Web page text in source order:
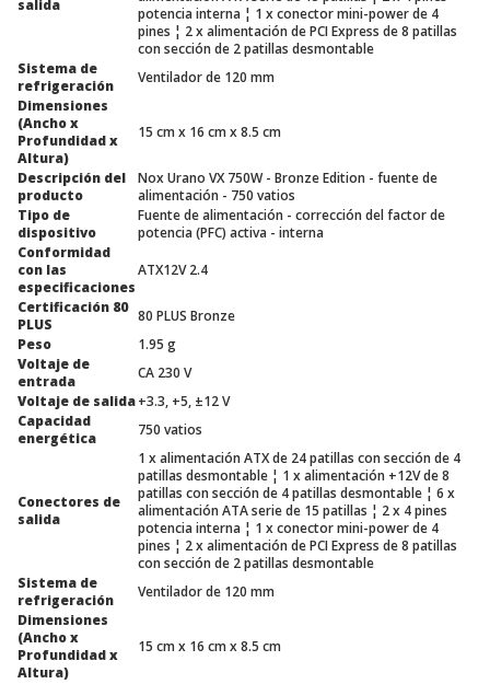
salida
potencia interna ¦ 1 x conector mini-power de 4
pines ¦ 2 x alimentación de PCI Express de 8 patillas
con sección de 2 patillas desmontable
Sistema de
refrigeración
Ventilador de 120 mm
Dimensiones
(Ancho x
Profundidad x
Altura)
15 cm x 16 cm x 8.5 cm
Descripción del
producto
Nox Urano VX 750W - Bronze Edition - fuente de
alimentación - 750 vatios
Tipo de
dispositivo
Fuente de alimentación - corrección del factor de
potencia (PFC) activa - interna
Conformidad
con las
especificaciones
ATX12V 2.4
Certificación 80
PLUS
80 PLUS Bronze
Peso
1.95 g
Voltaje de
entrada
CA 230 V
Voltaje de salida+3.3, +5, ±12 V
Capacidad
energética
750 vatios
Conectores de
salida
1 x alimentación ATX de 24 patillas con sección de 4
patillas desmontable ¦ 1 x alimentación +12V de 8
patillas con sección de 4 patillas desmontable ¦ 6 x
alimentación ATA serie de 15 patillas ¦ 2 x 4 pines
potencia interna ¦ 1 x conector mini-power de 4
pines ¦ 2 x alimentación de PCI Express de 8 patillas
con sección de 2 patillas desmontable
Sistema de
refrigeración
Ventilador de 120 mm
Dimensiones
(Ancho x
Profundidad x
Altura)
15 cm x 16 cm x 8.5 cm